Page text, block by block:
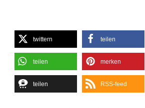
twittern teilen
teilen merken
teilen RSS-feed